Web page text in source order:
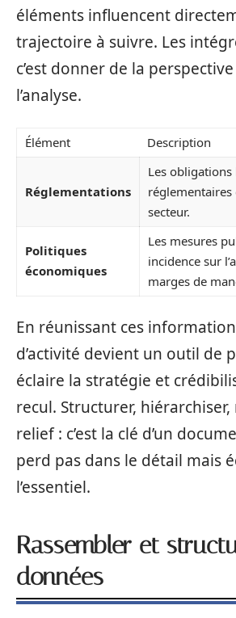
éléments influencent
trajectoire à suivre. Les
c’est donner de la
l’analyse.
Élément Description
Réglementations
Les obligations
réglementaires
secteur.
Politiques
économiques
Les mesures
incidence sur
marges de
En réunissant ces
d’activité devient un outil de
éclaire la stratégie et
recul. Structurer,
relief : c’est la clé d’un
perd pas dans le détail mais
l’essentiel.
Rassembler et
données